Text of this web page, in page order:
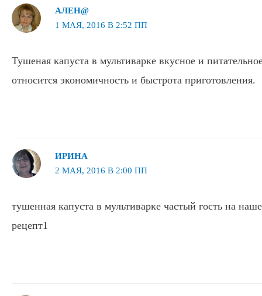
АЛЕН@
1 МАЯ, 2016 В 2:52 ПП
Тушеная капуста в мультиварке вкусное и
относится экономичность и быстрота приготовления.
ИРИНА
2 МАЯ, 2016 В 2:00 ПП
тушенная капуста в мультиварке частый гость на
рецепт1